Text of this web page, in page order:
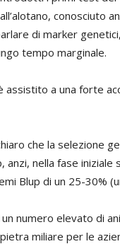
conosciuto
di marker
tempo marginale.
assistito a una forte
che la selezione
anzi, nella fase
Blup di un 25-30%
numero elevato di
miliare per le